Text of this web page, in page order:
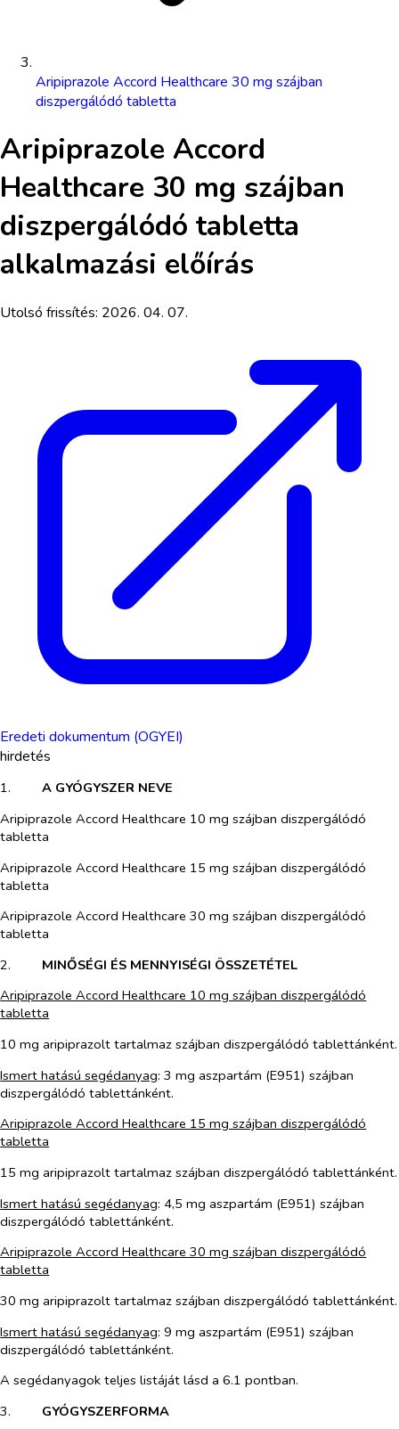
Aripiprazole Accord Healthcare 30 mg szájban
diszpergálódó tabletta
Aripiprazole Accord
Healthcare 30 mg szájban
diszpergálódó tabletta
alkalmazási előírás
Utolsó frissítés: 2026. 04. 07.
Eredeti dokumentum (OGYEI)
hirdetés
1.​
A GYÓGYSZER NEVE
Aripiprazole Accord Healthcare 10 mg szájban diszpergálódó
tabletta
Aripiprazole Accord Healthcare 15 mg szájban diszpergálódó
tabletta
Aripiprazole Accord Healthcare 30 mg szájban diszpergálódó
tabletta
2.​
MINŐSÉGI ÉS MENNYISÉGI ÖSSZETÉTEL
Aripiprazole Accord Healthcare 10 mg szájban diszpergálódó
tabletta
10 mg aripiprazolt tartalmaz szájban diszpergálódó tablettánként.
Ismert hatású segédanyag: 3 mg aszpartám (E951) szájban
diszpergálódó tablettánként.
Aripiprazole Accord Healthcare 15 mg szájban diszpergálódó
tabletta
15 mg aripiprazolt tartalmaz szájban diszpergálódó tablettánként.
Ismert hatású segédanyag: 4,5 mg aszpartám (E951) szájban
diszpergálódó tablettánként.
Aripiprazole Accord Healthcare 30 mg szájban diszpergálódó
tabletta
30 mg aripiprazolt tartalmaz szájban diszpergálódó tablettánként.
Ismert hatású segédanyag: 9 mg aszpartám (E951) szájban
diszpergálódó tablettánként.
A segédanyagok teljes listáját lásd a 6.1 pontban.
3.​
GYÓGYSZERFORMA